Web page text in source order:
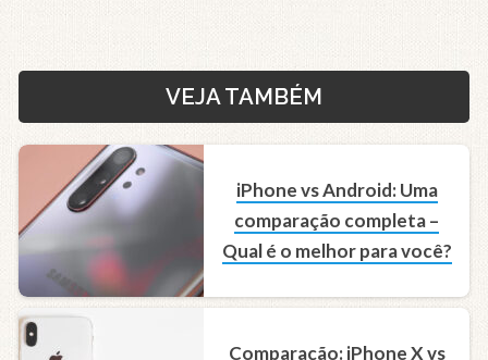
VEJA TAMBÉM
iPhone vs Android: Uma
comparação completa –
Qual é o melhor para você?
Comparação: iPhone X vs